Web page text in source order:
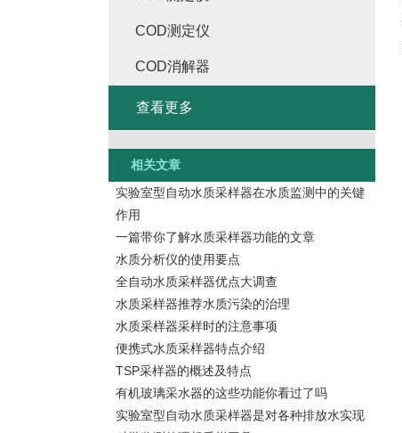
COD测定仪
COD消解器
查看更多
相关文章
实验室型自动水质采样器在水质监测中的关键
作用
一篇带你了解水质采样器功能的文章
水质分析仪的使用要点
全自动水质采样器优点大调查
水质采样器推荐水质污染的治理
水质采样器采样时的注意事项
便携式水质采样器特点介绍
TSP采样器的概述及特点
有机玻璃采水器的这些功能你看过了吗
实验室型自动水质采样器是对各种排放水实现